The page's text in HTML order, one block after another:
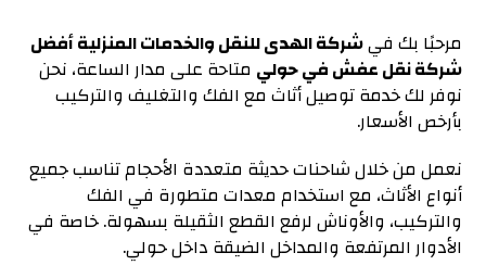
مرحبًا بك فيشركة الهدى للنقل والخدمات المنزلية أفضل
شركة نقل عفش في حولي متاحة على مدار الساعة، نحن
نوفر لك خدمة توصيل أثاث مع الفك والتغليف والتركيب
بأرخص الأسعار.
نعمل من خلال شاحنات حديثة متعددة الأحجام تناسب جميع
أنواع الأثاث، مع استخدام معدات متطورة في الفك
والتركيب، والأوناش لرفع القطع الثقيلة بسهولة. خاصة في
الأدوار المرتفعة والمداخل الضيقة داخل حولي.